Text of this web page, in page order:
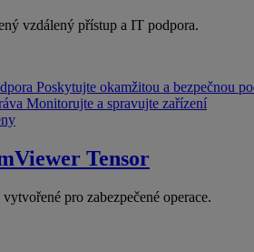
vzdálený přístup a IT podpora.
Poskytujte okamžitou a bezpečnou
Monitorujte a spravujte zařízení
Tensor
pro zabezpečené operace.